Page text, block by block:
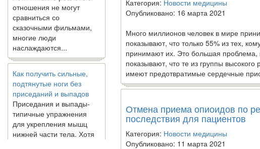
сравниться со
сказочными фильмами,
многие люди
наслаждаются...
Как получить сильные,
подтянутые ноги без
приседаний и выпадов
Приседания и выпады-
типичные упражнения
для укрепления мышц
нижней части тела. Хотя
они чрезвычайно
Категория: Новости медицины
Опубликовано: 16 марта 2021
Много миллионов человек в мире
показывают, что только 55% из тех,
принимают их. Это большая проблема,
показывают, что те из группы
имеют предотвратимые сердечные
Отмена приема опиоидов по
последствия для пациентов
Категория: Новости медицины
Опубликовано: 11 марта 2021